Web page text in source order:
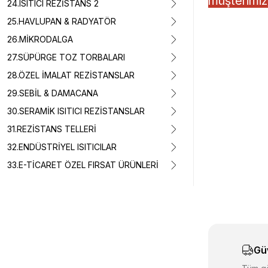
24.ISITICI REZİSTANS 2
25.HAVLUPAN & RADYATÖR
26.MİKRODALGA
27.SÜPÜRGE TOZ TORBALARI
28.ÖZEL İMALAT REZİSTANSLAR
29.SEBİL & DAMACANA
30.SERAMİK ISITICI REZİSTANSLAR
31.REZİSTANS TELLERİ
32.ENDÜSTRİYEL ISITICILAR
33.E-TİCARET ÖZEL FIRSAT ÜRÜNLERİ
Ürün fiyatı
Bu ürüne